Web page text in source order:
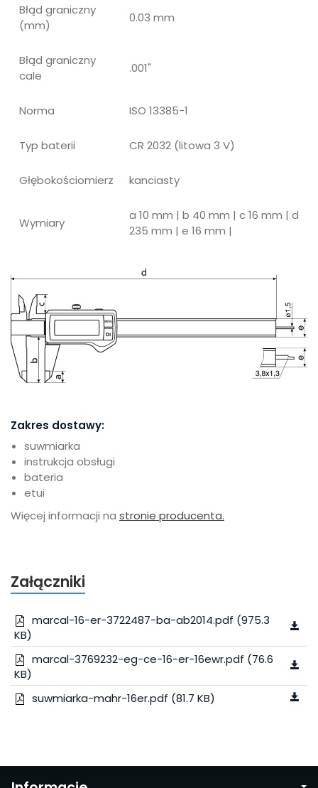
Błąd graniczny
(mm)
0.03 mm
Błąd graniczny
cale
.001"
Norma ISO 13385-1
Typ baterii CR 2032 (litowa 3 V)
Głębokościomierz kanciasty
Wymiary
a 10 mm | b 40 mm | c 16 mm | d
235 mm | e 16 mm |
Zakres dostawy:
suwmiarka
instrukcja obsługi
bateria
etui
Więcej informacji na stronie producenta.
Załączniki
marcal-16-er-3722487-ba-ab2014.pdf (975.3
KB)
marcal-3769232-eg-ce-16-er-16ewr.pdf (76.6
KB)
suwmiarka-mahr-16er.pdf (81.7 KB)